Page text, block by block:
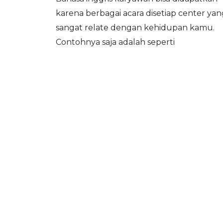
karena berbagai acara disetiap center
sangat relate dengan kehidupan kamu.
Contohnya saja adalah seperti